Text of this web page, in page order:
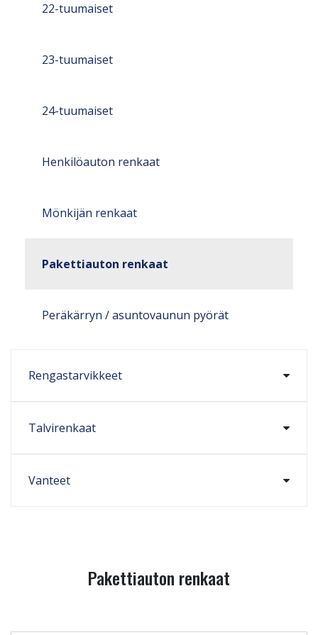
22-tuumaiset
23-tuumaiset
24-tuumaiset
Henkilöauton renkaat
Mönkijän renkaat
Pakettiauton renkaat
Peräkärryn / asuntovaunun pyörät
Rengastarvikkeet
Talvirenkaat
Vanteet
Pakettiauton renkaat